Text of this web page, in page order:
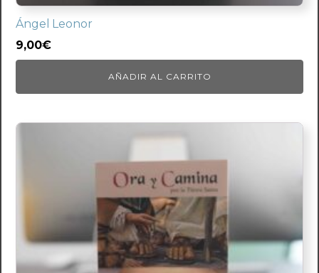
Ángel Leonor
9,00€
AÑADIR AL CARRITO